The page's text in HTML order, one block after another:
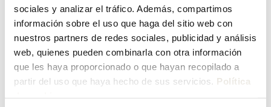
sociales y analizar el tráfico. Además, compartimos
información sobre el uso que haga del sitio web con
nuestros partners de redes sociales, publicidad y análisis
web, quienes pueden combinarla con otra información
que les haya proporcionado o que hayan recopilado a
partir del uso que haya hecho de sus servicios. Política
¿Has olvidado tu contraseña?